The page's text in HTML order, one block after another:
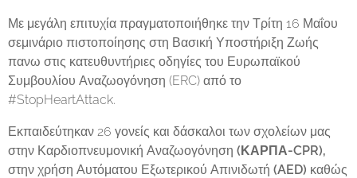
Με μεγάλη επιτυχία πραγματοποιήθηκε την Τρίτη 16 Μαΐου
σεμινάριο πιστοποίησης στη Βασική Υποστήριξη Ζωής
πανω στις κατευθυντήριες οδηγίες του Ευρωπαϊκού
Συμβουλίου Αναζωογόνηση (ERC) από το
#StopHeartAttack.
Εκπαιδεύτηκαν 26 γονείς και δάσκαλοι των σχολείων μας
στην Καρδιοπνευμονική Αναζωογόνηση (ΚΑΡΠΑ-CPR),
στην χρήση Αυτόματου Εξωτερικού Απινιδωτή (AED) καθώς